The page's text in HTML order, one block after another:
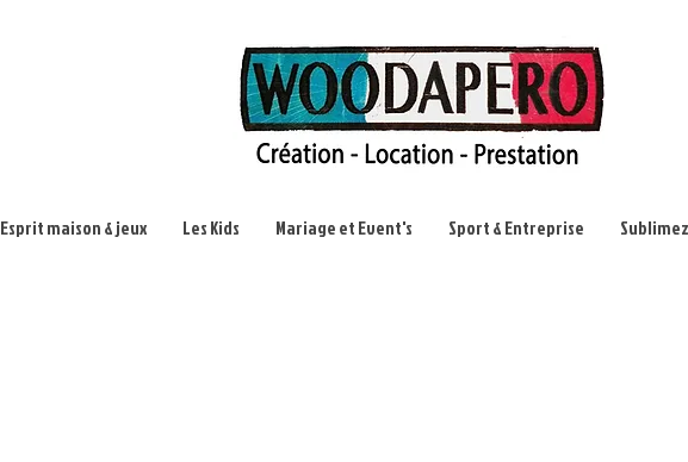
Esprit maison & jeux Les Kids Mariage et Event's Sport & Entreprise